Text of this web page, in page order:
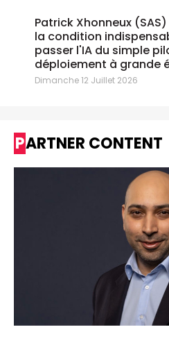
Patrick Xhonneux
la condition
passer l'IA du simple
déploiement à grande
Dimanche 12 Juillet 2026
PARTNER CONTENT